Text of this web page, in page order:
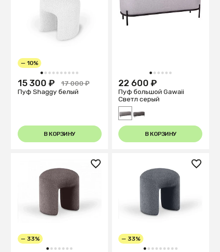
1 2 3 4 5 6 7 8 9 10
— 10%
15 300 ₽
17 000 ₽
Пуф Shaggy белый
В КОРЗИНУ
1 2 3 4 5 6
22 600 ₽
Пуф большой Gawaii
Светл серый
В КОРЗИНУ
1 2 3 4 5 6 7
— 33%
1 2 3 4 5 6 7 8 9
— 33%